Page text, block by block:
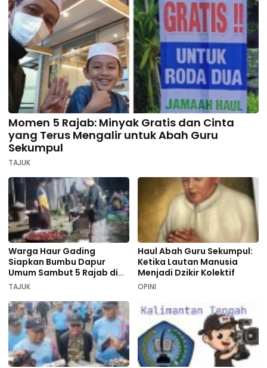
Momen 5 Rajab: Minyak Gratis dan Cinta
yang Terus Mengalir untuk Abah Guru
Sekumpul
TAJUK
Warga Haur Gading
Siapkan Bumbu Dapur
Umum Sambut 5 Rajab di
Sekumpul
TAJUK
Haul Abah Guru Sekumpul:
Ketika Lautan Manusia
Menjadi Dzikir Kolektif
OPINI